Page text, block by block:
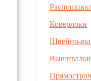
Коверлоки
Швейно-